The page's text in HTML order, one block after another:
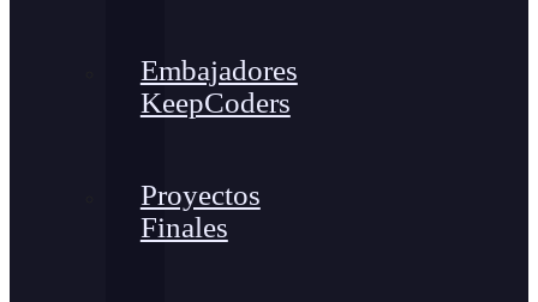
Embajadores
KeepCoders
Proyectos
Finales